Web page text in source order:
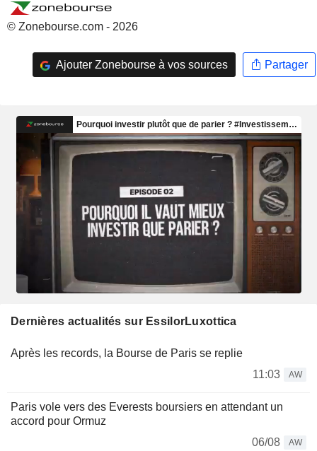
© Zonebourse.com - 2026
Ajouter Zonebourse à vos sources Partager
Dernières actualités sur EssilorLuxottica
Après les records, la Bourse de Paris se replie
11:03
AW
Paris vole vers des Everests boursiers en attendant un
accord pour Ormuz
06/08
AW